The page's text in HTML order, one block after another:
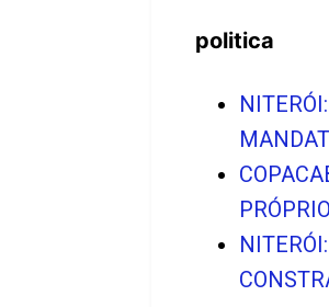
politica